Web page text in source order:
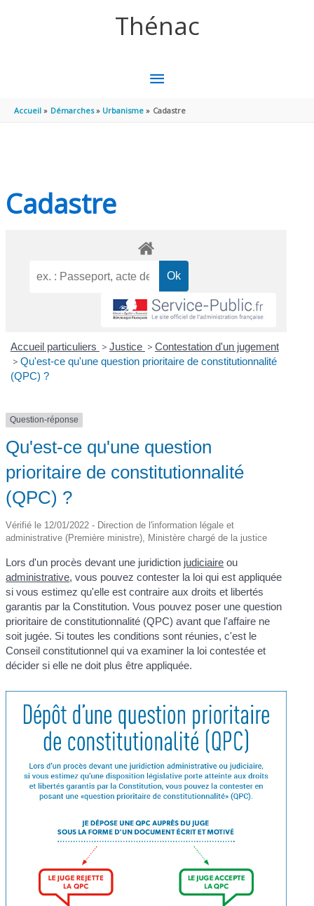
Thénac
MENU
PRINCIPAL
Accueil Démarches Urbanisme Cadastre
Cadastre
Accueil particuliers > Justice > Contestation d'un jugement
> Qu'est-ce qu'une question prioritaire de constitutionnalité
(QPC) ?
Question-réponse
Qu'est-ce qu'une question
prioritaire de constitutionnalité
(QPC) ?
Vérifié le 12/01/2022 - Direction de l'information légale et
administrative (Première ministre), Ministère chargé de la justice
Lors d'un procès devant une juridiction judiciaire ou
administrative, vous pouvez contester la loi qui est appliquée
si vous estimez qu'elle est contraire aux droits et libertés
garantis par la Constitution. Vous pouvez poser une question
prioritaire de constitutionnalité (QPC) avant que l'affaire ne
soit jugée. Si toutes les conditions sont réunies, c'est le
Conseil constitutionnel qui va examiner la loi contestée et
décider si elle ne doit plus être appliquée.